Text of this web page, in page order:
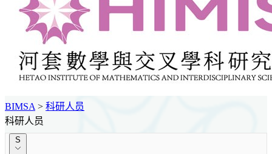
BIMSA > 科研人员
科研人员
S